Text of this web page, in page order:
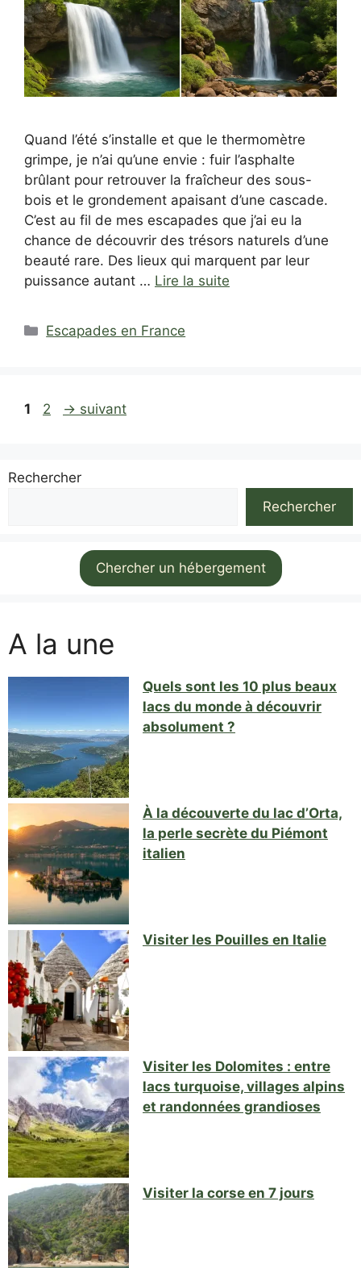
Quand l’été s’installe et que le thermomètre
grimpe, je n’ai qu’une envie : fuir l’asphalte
brûlant pour retrouver la fraîcheur des sous-
bois et le grondement apaisant d’une cascade.
C’est au fil de mes escapades que j’ai eu la
chance de découvrir des trésors naturels d’une
beauté rare. Des lieux qui marquent par leur
puissance autant … Lire la suite
Catégories
Escapades en France
Page
1 Page
2 → suivant
Rechercher
Rechercher
Chercher un hébergement
A la une
Quels sont les 10 plus beaux
lacs du monde à découvrir
absolument ?
À la découverte du lac d’Orta,
la perle secrète du Piémont
italien
Visiter les Pouilles en Italie
Visiter les Dolomites : entre
lacs turquoise, villages alpins
et randonnées grandioses
Visiter la corse en 7 jours